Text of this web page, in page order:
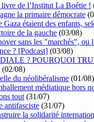
de l’Institut La Boétie !
la primaire démocrate
Gaza étaient des enfants,
de la gauche (03/08)
sans les "marchés", ou
? [Podcast] (03/08)
? POURQUOI
(02/08)
du néolibéralisme (01/08)
médiatique hors
tout (31/07)
antifasciste (31/07)
la solidarité